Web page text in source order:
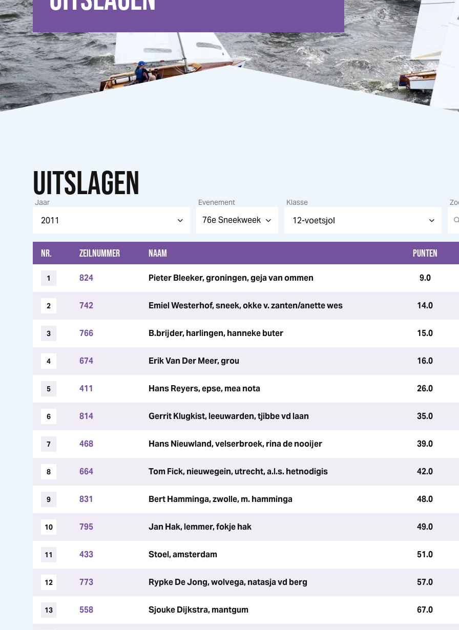
UITSLAGEN
Jaar Evenement Klasse
NR. ZEILNUMMER NAAM PUNTEN
1 824 Pieter Bleeker, groningen, geja van ommen 9.0
2 742 Emiel Westerhof, sneek, okke v. zanten/anette wes 14.0
3 766 B.brijder, harlingen, hanneke buter 15.0
4 674 Erik Van Der Meer, grou 16.0
5 411 Hans Reyers, epse, mea nota 26.0
6 814 Gerrit Klugkist, leeuwarden, tjibbe vd laan 35.0
7 468 Hans Nieuwland, velserbroek, rina de nooijer 39.0
8 664 Tom Fick, nieuwegein, utrecht, a.l.s. hetnodigis 42.0
9 831 Bert Hamminga, zwolle, m. hamminga 48.0
10 795 Jan Hak, lemmer, fokje hak 49.0
11 433 Stoel, amsterdam 51.0
12 773 Rypke De Jong, wolvega, natasja vd berg 57.0
13 558 Sjouke Dijkstra, mantgum 67.0